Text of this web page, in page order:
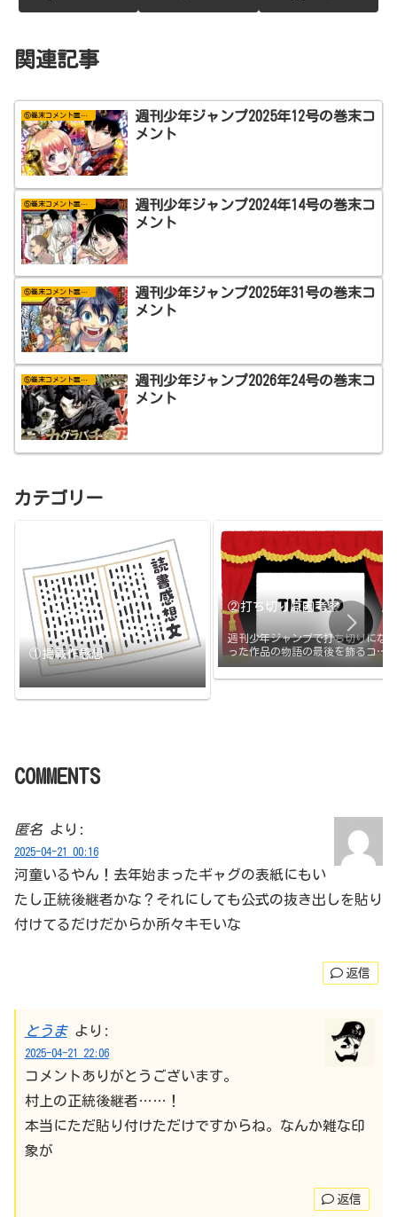
関連記事
⑤巻末コメント置き場
週刊少年ジャンプ2025年12号の巻末コ
メント
⑤巻末コメント置き場
週刊少年ジャンプ2024年14号の巻末コ
メント
⑤巻末コメント置き場
週刊少年ジャンプ2025年31号の巻末コ
メント
⑤巻末コメント置き場
週刊少年ジャンプ2026年24号の巻末コ
メント
カテゴリー
①掲載作感想
②打ち切り原因考察
週刊少年ジャンプで打ち切りにな
った作品の物語の最後を飾るコマ
打ち切られたその日に更新
COMMENTS
匿名 より:
2025-04-21 00:16
河童いるやん！去年始まったギャグの表紙にもい
たし正統後継者かな？それにしても公式の抜き出しを貼り
付けてるだけだからか所々キモいな
返信
とうま より:
2025-04-21 22:06
コメントありがとうございます。
村上の正統後継者……！
本当にただ貼り付けただけですからね。なんか雑な印
象が
返信